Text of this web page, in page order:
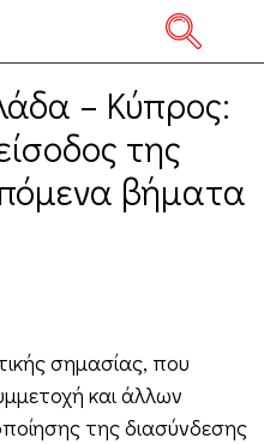
– Κύπρος:
της
βήματα
σημασίας, που
και άλλων
της διασύνδεσης